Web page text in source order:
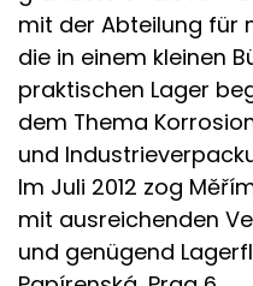
mit der Abteilung für
die in einem kleinen
praktischen Lager
dem Thema
und
Im Juli 2012 zog
mit ausreichenden
und genügend